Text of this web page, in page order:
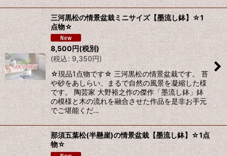
三河黒松の情景盆栽ミニサイズ【墨流し鉢】☆1
点物☆
8,500円(税別)
(税込: 9,350円)
☆現品1点物です☆ 三河黒松の情景盆栽です。 苔
や砂をあしらい、まるで自然の風景を凝縮した様
です。 陶芸家 大野裕之作の傑作「墨流し鉢」鉢
の模様と木の流れを融合させた作品を是非お手元
でご堪能くだ…
那須五葉松(半懸崖)の情景盆栽【墨流し鉢】☆1点
物☆